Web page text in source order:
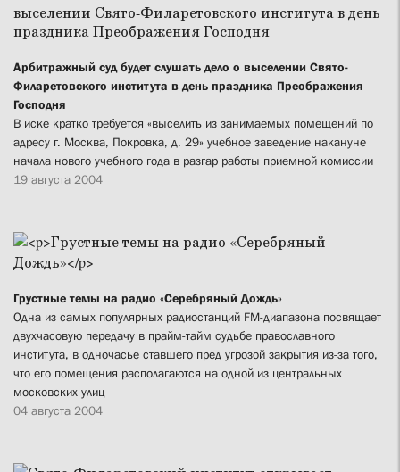
Арбитражный суд будет слушать дело о выселении Свято-
Филаретовского института в день праздника Преображения
Господня
В иске кратко требуется «выселить из занимаемых помещений по
адресу г. Москва, Покровка, д. 29» учебное заведение накануне
начала нового учебного года в разгар работы приемной комиссии
19 августа 2004
Грустные темы на радио «Серебряный Дождь»
Одна из самых популярных радиостанций FM-диапазона посвящает
двухчасовую передачу в прайм-тайм судьбе православного
института, в одночасье ставшего пред угрозой закрытия из-за того,
что его помещения располагаются на одной из центральных
московских улиц
04 августа 2004